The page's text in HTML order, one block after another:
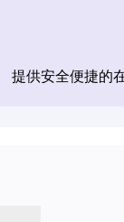
提供安全便捷的